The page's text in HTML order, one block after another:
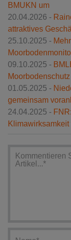
BMUKN um
20.04.2026 -
attraktives
25.10.2025 -
09.10.2025 -
01.05.2025 -
gemeinsam
24.04.2025 -